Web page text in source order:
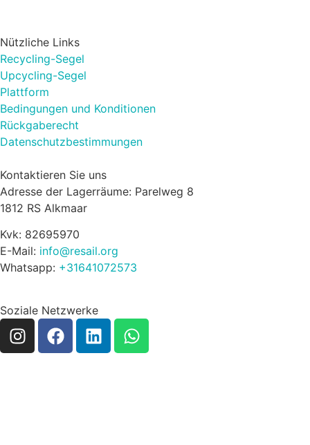
Nützliche Links
Recycling-Segel
Upcycling-Segel
Plattform
Bedingungen und Konditionen
Rückgaberecht
Datenschutzbestimmungen
Kontaktieren Sie uns
Adresse der Lagerräume: Parelweg 8
1812 RS Alkmaar
Kvk: 82695970
E-Mail: info@resail.org
Whatsapp: +31641072573
Soziale Netzwerke